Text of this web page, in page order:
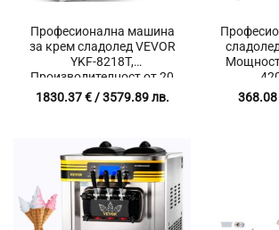
Професионална машина
за крем сладолед VEVOR
YKF-8218T,
Производителност от 20
до 28 л/час, Контейнери 2 x
6 литра
1830.37€/ 3579.89 лв.
368.08